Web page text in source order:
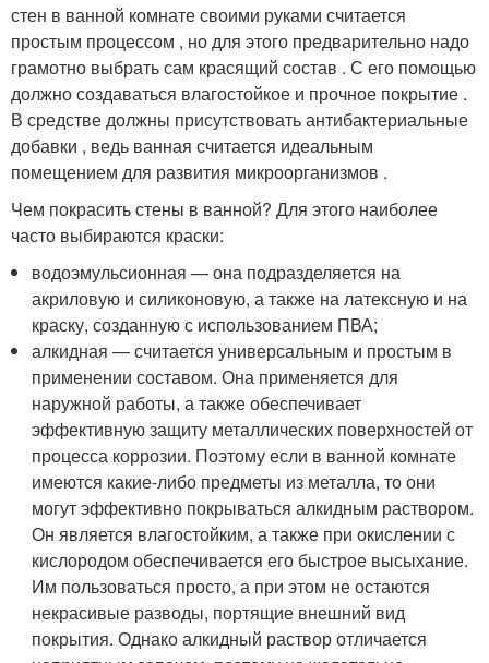
стен в ванной комнате своими руками считается
простым процессом , но для этого предварительно надо
грамотно выбрать сам красящий состав . С его помощью
должно создаваться влагостойкое и прочное покрытие .
В средстве должны присутствовать антибактериальные
добавки , ведь ванная считается идеальным
помещением для развития микроорганизмов .
Чем покрасить стены в ванной? Для этого наиболее
часто выбираются краски:
водоэмульсионная — она подразделяется на
акриловую и силиконовую, а также на латексную и на
краску, созданную с использованием ПВА;
алкидная — считается универсальным и простым в
применении составом. Она применяется для
наружной работы, а также обеспечивает
эффективную защиту металлических поверхностей от
процесса коррозии. Поэтому если в ванной комнате
имеются какие-либо предметы из металла, то они
могут эффективно покрываться алкидным раствором.
Он является влагостойким, а также при окислении с
кислородом обеспечивается его быстрое высыхание.
Им пользоваться просто, а при этом не остаются
некрасивые разводы, портящие внешний вид
покрытия. Однако алкидный раствор отличается